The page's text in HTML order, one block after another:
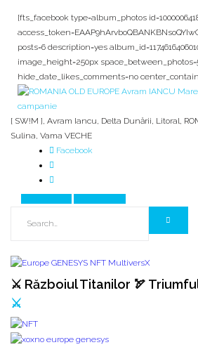
[fts_facebook type=album_photos
posts=6 description=yes
image_height=250px
hide_date_likes_comments=no
[ SW!M ], Avram Iancu, Delta Dunării, Litoral,
Sulina, Vama VECHE
Facebook
⚔️ Războiul Titanilor 🏹
⚔️